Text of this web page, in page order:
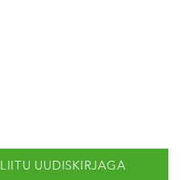
LIITU UUDISKIRJAGA